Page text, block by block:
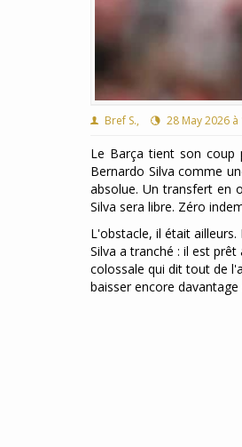
Bref S., 28 May 2026 à
Le Barça tient son coup
Bernardo Silva comme
absolue. Un transfert en
Silva sera libre. Zéro
L'obstacle, il était
Silva a tranché : il est
colossale qui dit tout de
baisser encore